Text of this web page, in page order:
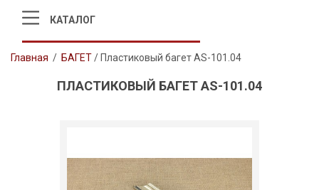
КАТАЛОГ
Главная / БАГЕТ/ Пластиковый багет AS-101.04
ПЛАСТИКОВЫЙ БАГЕТ AS-101.04